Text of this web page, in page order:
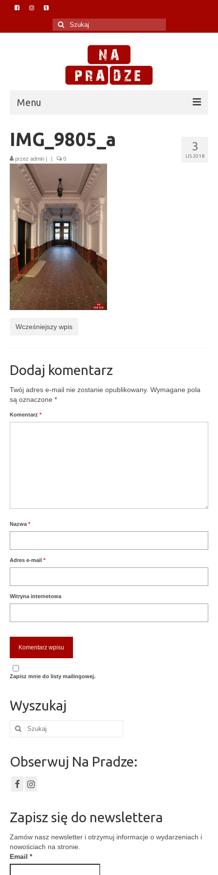
Szuklaj
w:
Menu
Polityka prywatności
Blog
W mediach
Praska biblioteczka
Kontakt
3
LIS 2018
IMG_9805_a
przez admin | | 0
Wcześniejszy wpis
Dodaj komentarz
Twój adres e-mail nie zostanie opublikowany. Wymagane pola
są oznaczone *
Komentarz *
Nazwa *
Adres e-mail *
Witryna internetowa
Zapisz mnie do listy mailingowej.
Wyszukaj
Szuklaj
Obserwuj Na Pradze:
Zapisz się do newslettera
Zamów nasz newsletter i otrzymuj informacje o wydarzeniach i
nowościach na stronie.
Email *